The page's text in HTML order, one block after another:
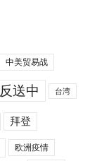
中美贸易战
反送中 台湾
拜登
欧洲疫情